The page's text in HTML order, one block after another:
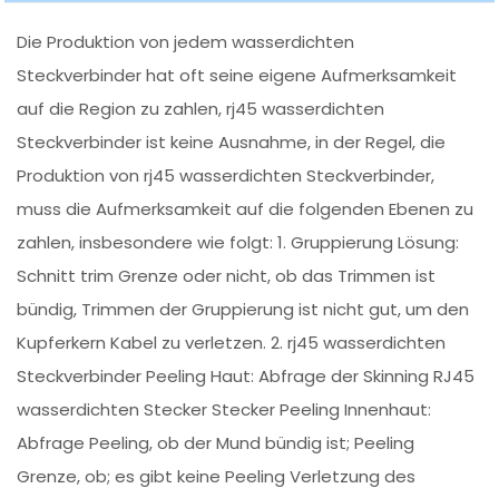
Die Produktion von jedem wasserdichten
Steckverbinder hat oft seine eigene Aufmerksamkeit
auf die Region zu zahlen, rj45 wasserdichten
Steckverbinder ist keine Ausnahme, in der Regel, die
Produktion von rj45 wasserdichten Steckverbinder,
muss die Aufmerksamkeit auf die folgenden Ebenen zu
zahlen, insbesondere wie folgt: 1. Gruppierung Lösung:
Schnitt trim Grenze oder nicht, ob das Trimmen ist
bündig, Trimmen der Gruppierung ist nicht gut, um den
Kupferkern Kabel zu verletzen. 2. rj45 wasserdichten
Steckverbinder Peeling Haut: Abfrage der Skinning RJ45
wasserdichten Stecker Stecker Peeling Innenhaut:
Abfrage Peeling, ob der Mund bündig ist; Peeling
Grenze, ob; es gibt keine Peeling Verletzung des